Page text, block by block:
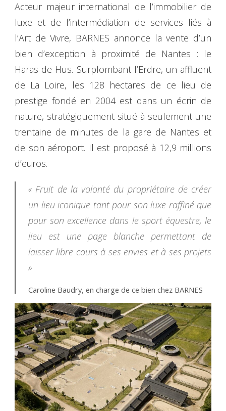
Acteur majeur international de l’immobilier de
luxe et de l’intermédiation de services liés à
l’Art de Vivre, BARNES annonce la vente d’un
bien d’exception à proximité de Nantes : le
Haras de Hus. Surplombant l’Erdre, un affluent
de La Loire, les 128 hectares de ce lieu de
prestige fondé en 2004 est dans un écrin de
nature, stratégiquement situé à seulement une
trentaine de minutes de la gare de Nantes et
de son aéroport. Il est proposé à 12,9 millions
d’euros.
« Fruit de la volonté du propriétaire de créer
un lieu iconique tant pour son luxe raffiné que
pour son excellence dans le sport équestre, le
lieu est une page blanche permettant de
laisser libre cours à ses envies et à ses projets
»
Caroline Baudry, en charge de ce bien chez BARNES